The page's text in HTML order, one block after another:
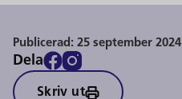
Publicerad: 25 september 2024
Dela
Skriv ut